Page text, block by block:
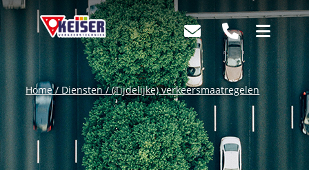
Home/ Diensten/ (Tijdelijke) verkeersmaatregelen